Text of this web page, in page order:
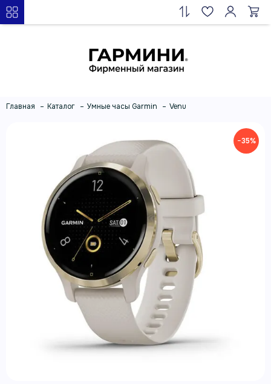
Главная Каталог Умные часы Garmin Venu
−35%